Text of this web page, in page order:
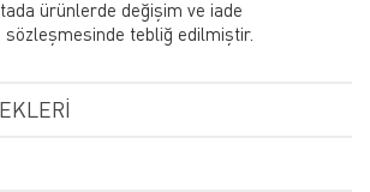
ürünlerde değişim ve iade
sözleşmesinde tebliğ edilmiştir.